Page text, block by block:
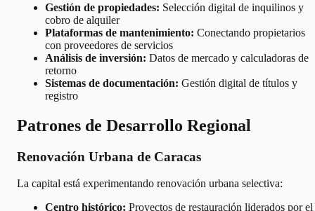
Gestión de propiedades: Selección digital de inquilinos y
cobro de alquiler
Plataformas de mantenimiento: Conectando propietarios
con proveedores de servicios
Análisis de inversión: Datos de mercado y calculadoras de
retorno
Sistemas de documentación: Gestión digital de títulos y
registro
Patrones de Desarrollo Regional
Renovación Urbana de Caracas
La capital está experimentando renovación urbana selectiva:
Centro histórico: Proyectos de restauración liderados por el